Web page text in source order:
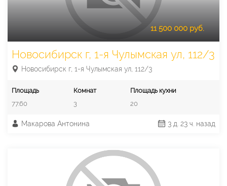
11 500 000 руб.
Новосибирск г, 1-я Чулымская ул, 112/3
Новосибирск г, 1-я Чулымская ул, 112/3
Площадь
77.60
Комнат
3
Площадь кухни
20
Макарова Антонина 3 д. 23 ч. назад